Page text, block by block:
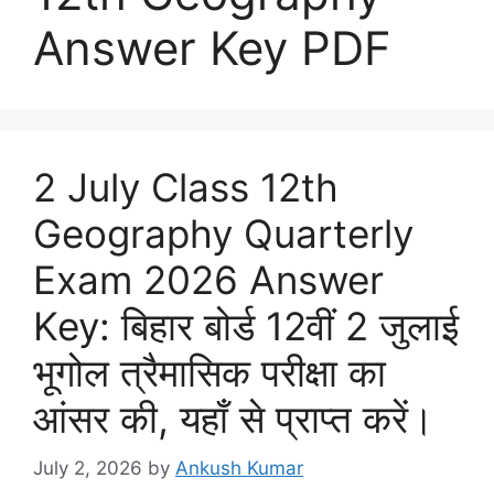
Answer Key PDF
2 July Class 12th
Geography Quarterly
Exam 2026 Answer
Key: बिहार बोर्ड 12वीं 2 जुलाई
भूगोल त्रैमासिक परीक्षा का
आंसर की, यहाँ से प्राप्त करें।
July 2, 2026 by Ankush Kumar